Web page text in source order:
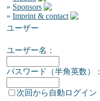
» Sponsors
» Imprint & contact
ユーザー
ユーザー名：
パスワード（半角英数）：
次回から自動ログイン